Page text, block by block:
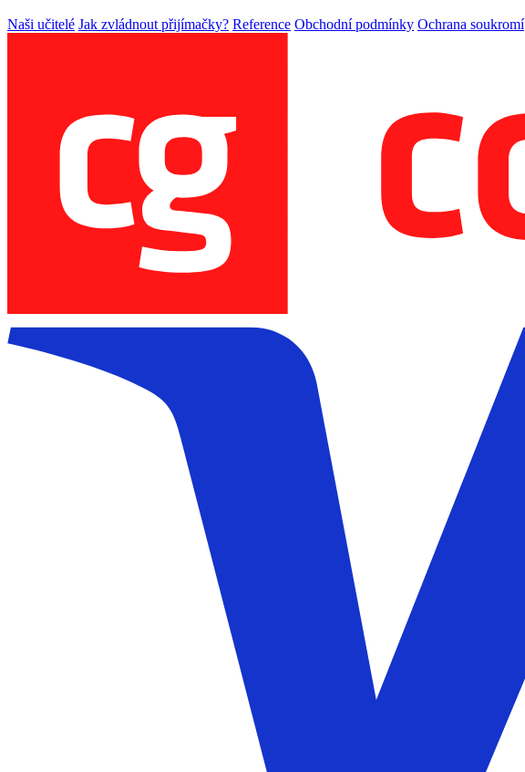
Naši učitelé Jak zvládnout přijímačky? Reference Obchodní podmínky Ochrana soukromí